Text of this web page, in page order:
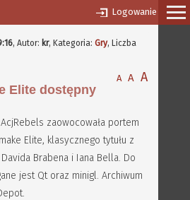
Logowanie
, Autor: kr, Kategoria: Gry, Liczba
A A A
Elite dostępny
zaowocowała portem
Elite, klasycznego tytułu z
Brabena i Iana Bella. Do
jest Qt oraz minigl. Archiwum